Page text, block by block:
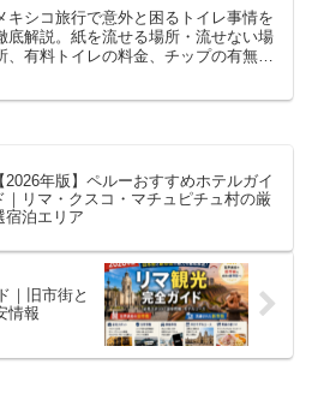
キシコ旅行で意外と困るトイレ事情を
底解説。紙を流せる場所・流せない場
、有料トイレの料金、チップの有無、
【2026年版】ペルーおすすめホテルガイ
｜リマ・クスコ・マチュピチュ村の厳
宿泊エリア
｜旧市街と
情報